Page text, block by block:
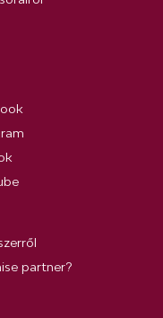
partner?